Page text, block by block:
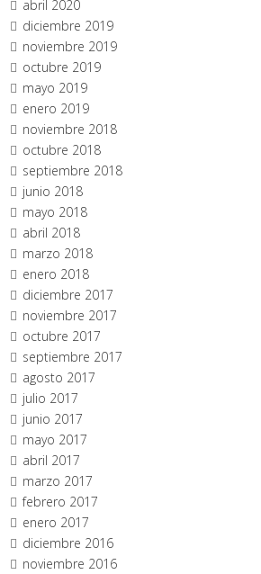
abril 2020
diciembre 2019
noviembre 2019
octubre 2019
mayo 2019
enero 2019
noviembre 2018
octubre 2018
septiembre 2018
junio 2018
mayo 2018
abril 2018
marzo 2018
enero 2018
diciembre 2017
noviembre 2017
octubre 2017
septiembre 2017
agosto 2017
julio 2017
junio 2017
mayo 2017
abril 2017
marzo 2017
febrero 2017
enero 2017
diciembre 2016
noviembre 2016